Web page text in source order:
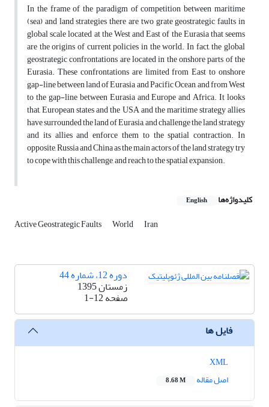
In the frame of the paradigm of competition between maritime
(sea) and land strategies there are two grate geostrategic faults in
global scale located at the West and East of the Eurasia that seems
are the origins of current policies in the world. In fact, the global
geostrategic confrontations are located in the onshore parts of the
Eurasia. These confrontations are limited from East to onshore
gap-line between land of Eurasia and Pacific Ocean, and from West
to the gap-line between Eurasia and Europe and Africa. It looks
that, European states and the USA and the maritime strategy allies
have surrounded the land of Eurasia, and challenge the land strategy
and its allies and enforce them to the spatial contraction. In
opposite, Russia and China as the main actors of the land strategy try
to cope with this challenge, and reach to the spatial expansion.
کلیدواژه‌ها English
Active Geostrategic Faults World Iran
دوره 12، شماره 44
زمستان 1395
صفحه1-12
فایل ها
اصل مقاله
8.68 M